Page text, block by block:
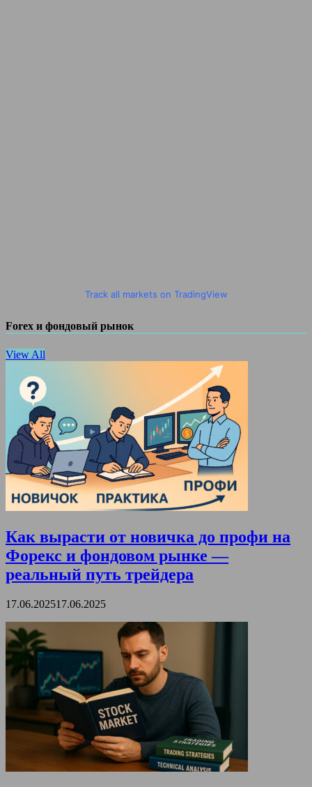
Track all markets on TradingView
Forex и фондовый рынок
View All
Как вырасти от новичка до профи на
Форекс и фондовом рынке —
реальный путь трейдера
17.06.202517.06.2025